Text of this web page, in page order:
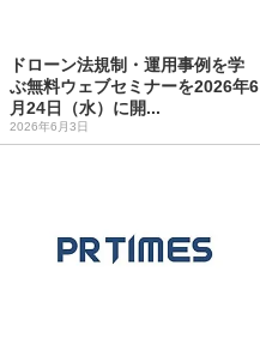
ドローン法規制・運用事例を学
ぶ無料ウェブセミナーを2026年6
月24日（水）に開...
2026年6月3日